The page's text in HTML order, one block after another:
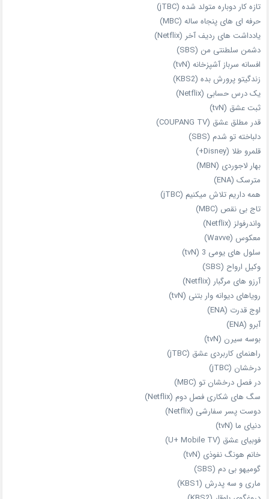
تازه‌ کار دوباره‌ متولد شده (jTBC)
حرفه‌ ای‌ های پنجاه‌ ساله (MBC)
یادداشت‌ های ردیف آخر (Netflix)
دشمن سلطنتی من (SBS)
افسانه سرباز آشپزخانه (tvN)
زندگیتو پرورش بده (KBS2)
یک درس حسابی (Netflix)
ثبت عشق (tvN)
قدر مطلق عشق (COUPANG TV)
دلباخته تو شدم (SBS)
قلمرو طلا (Disney+)
بهار لاجوردی (MBN)
مترسک (ENA)
همه داریم تلاش میکنیم (jTBC)
تاج بی‌ نقص (MBC)
واندرفولز (Netflix)
معکوس (Wavve)
سلول های یومی 3 (tvN)
وکیل ارواح (SBS)
آرزو های مرگبار (Netflix)
رویاهای دیوانه‌ وار بتنی (tvN)
اوج قدرت (ENA)
آبرو (ENA)
بوسه سیرن (tvN)
راهنمای کاربردی عشق (jTBC)
درخشان (jTBC)
در فصل درخشان تو (MBC)
سگ های شکاری فصل دوم (Netflix)
دوست‌ پسر سفارشی (Netflix)
دنیای ما (tvN)
فوبیای عشق (U+ Mobile TV)
خانم هونگ نفوذی (tvN)
گومیهو بی دم (SBS)
ماری و سه پدرش (KBS1)